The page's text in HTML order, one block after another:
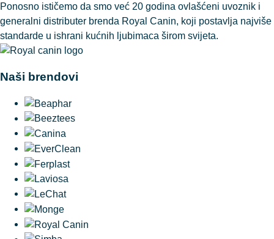
Ponosno ističemo da smo već 20 godina ovlašćeni uvoznik i
generalni distributer brenda Royal Canin, koji postavlja najviše
standarde u ishrani kućnih ljubimaca širom svijeta.
Naši brendovi